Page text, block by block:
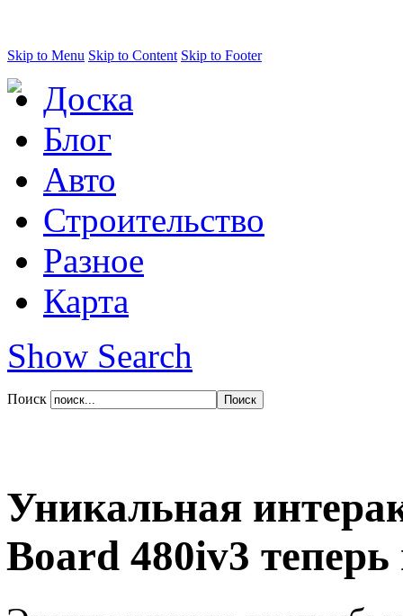
Skip to Menu Skip to Content Skip to Footer
Доска
Блог
Авто
Строительство
Разное
Карта
Show Search
Поиск
Уникальная
Board 480iv3 теперь